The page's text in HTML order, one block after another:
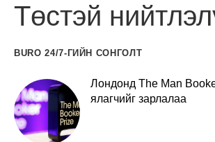
Төстэй
BURO 24/7-ГИЙН СОНГОЛТ
Лондонд The Man
ялагчийг зарлалаа